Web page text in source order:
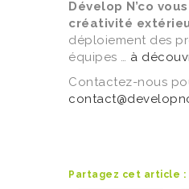
Dévelop N’co
créativité
déploiement des
équipes … à
Contactez-nous
Partagez cet article :